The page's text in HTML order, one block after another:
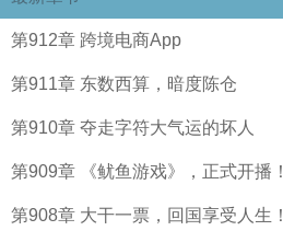
第912章 跨境电商App
第911章 东数西算，暗度陈仓
第910章 夺走字符大气运的坏人
第909章 《鱿鱼游戏》，正式开播！
第908章 大干一票，回国享受人生！